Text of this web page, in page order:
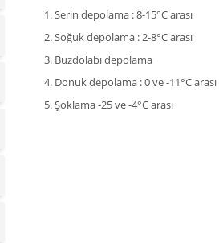
Serin depolama : 8-15°C arası
Soğuk depolama : 2-8°C arası
Buzdolabı depolama
Donuk depolama : 0 ve -11°C arası
Şoklama -25 ve -4°C arası